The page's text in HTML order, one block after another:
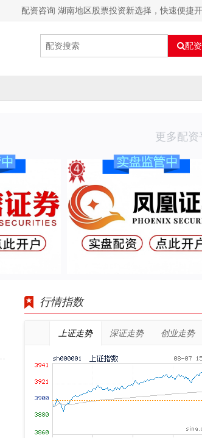
配资咨询 湖南地区股票投资新选择，快速便捷
配
更多配资
行情指数
上证走势 深证走势 创业走势